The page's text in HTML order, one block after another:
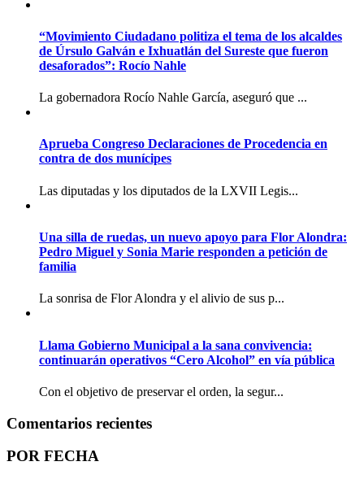
“Movimiento Ciudadano politiza el tema de los alcaldes
de Úrsulo Galván e Ixhuatlán del Sureste que fueron
desaforados”: Rocío Nahle
La gobernadora Rocío Nahle García, aseguró que ...
Aprueba Congreso Declaraciones de Procedencia en
contra de dos munícipes
Las diputadas y los diputados de la LXVII Legis...
Una silla de ruedas, un nuevo apoyo para Flor Alondra:
Pedro Miguel y Sonia Marie responden a petición de
familia
La sonrisa de Flor Alondra y el alivio de sus p...
Llama Gobierno Municipal a la sana convivencia:
continuarán operativos “Cero Alcohol” en vía pública
Con el objetivo de preservar el orden, la segur...
Comentarios recientes
POR FECHA